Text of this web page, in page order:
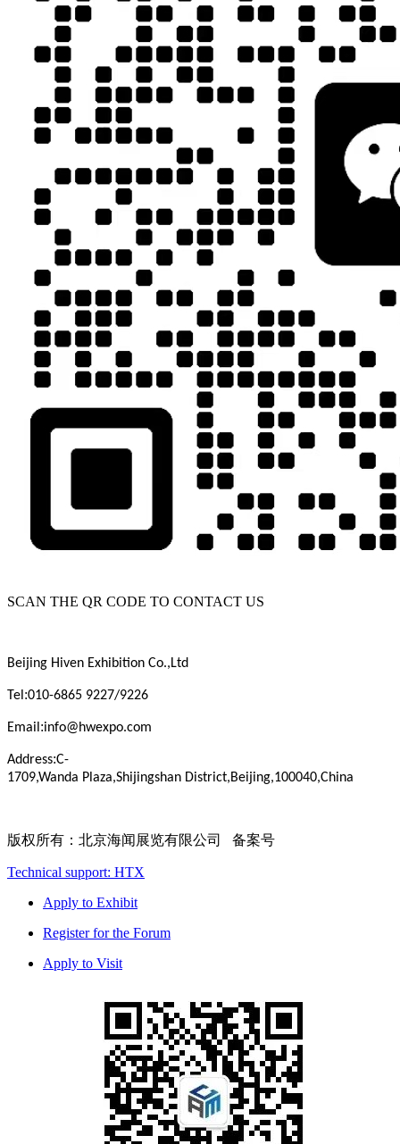
SCAN THE QR CODE TO CONTACT US
Beijing Hiven Exhibition Co.,Ltd
Tel :010-6865 9227/9226
Email :info@hwexpo.com
Address:C-
1709,Wanda Plaza,Shijingshan District,Beijing,100040,China
版权所有：北京海闻展览有限公司 备案号
Technical support: HTX
Apply to Exhibit
Register for the Forum
Apply to Visit